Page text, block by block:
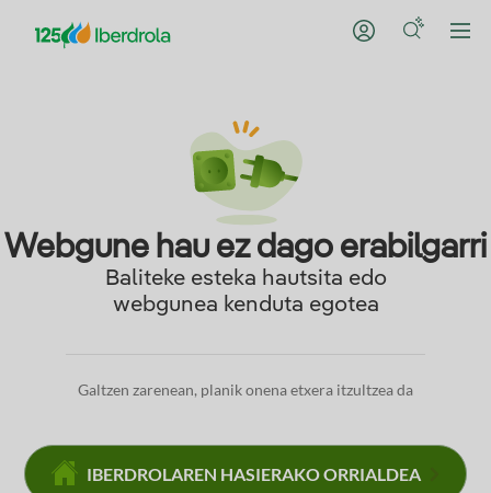
Webgune hau ez dago erabilgarri
Baliteke esteka hautsita edo
webgunea kenduta egotea
Galtzen zarenean, planik onena etxera itzultzea da
IBERDROLAREN HASIERAKO ORRIALDEA